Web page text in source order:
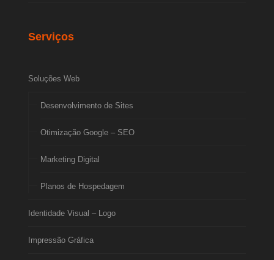
Serviços
Soluções Web
Desenvolvimento de Sites
Otimização Google – SEO
Marketing Digital
Planos de Hospedagem
Identidade Visual – Logo
Impressão Gráfica